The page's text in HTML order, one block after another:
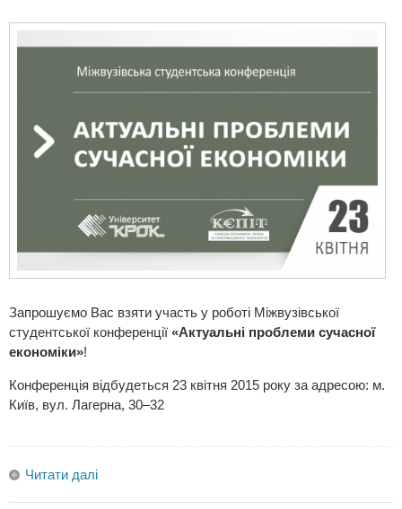
Запрошуємо Вас взяти участь у роботі Міжвузівської
студентської конференції «Актуальні проблеми сучасної
економіки»!
Конференція відбудеться 23 квітня 2015 року за адресою: м.
Київ, вул. Лагерна, 30–32
Читати далі